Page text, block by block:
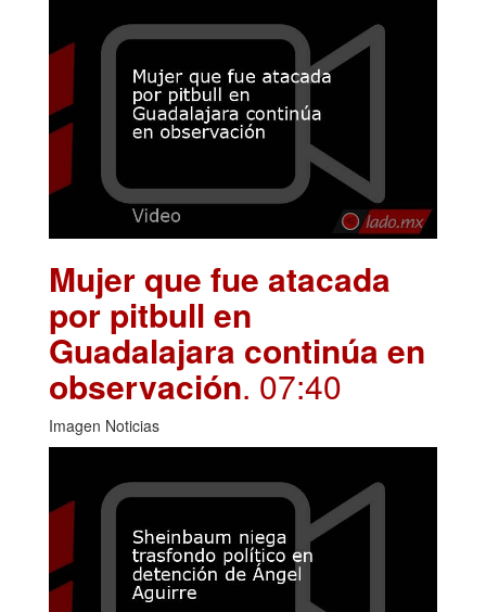
Mujer que fue atacada
por pitbull en
Guadalajara continúa en
observación. 07:40
Imagen Noticias